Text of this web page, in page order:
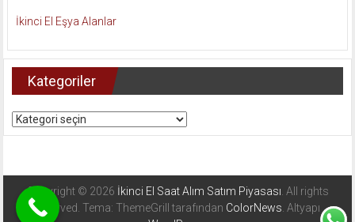
İkinci El Eşya Alanlar
Kategoriler
Kategoriler
Copyright © 2026 İkinci El Saat Alım Satım Piyasası. All rights
reserved. Tema: ThemeGrill tarafından ColorNews. Altyapı